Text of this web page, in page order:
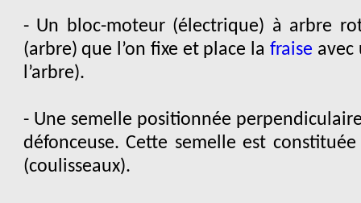
- Un bloc-moteur (électrique) à arbre
(arbre) que l’on fixe et place la fraise avec
l’arbre).
- Une semelle positionnée
défonceuse. Cette semelle est
(coulisseaux).